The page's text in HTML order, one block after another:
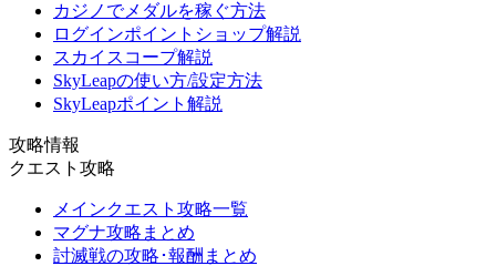
カジノでメダルを稼ぐ方法
ログインポイントショップ解説
スカイスコープ解説
SkyLeapの使い方/設定方法
SkyLeapポイント解説
攻略情報
クエスト攻略
メインクエスト攻略一覧
マグナ攻略まとめ
討滅戦の攻略･報酬まとめ